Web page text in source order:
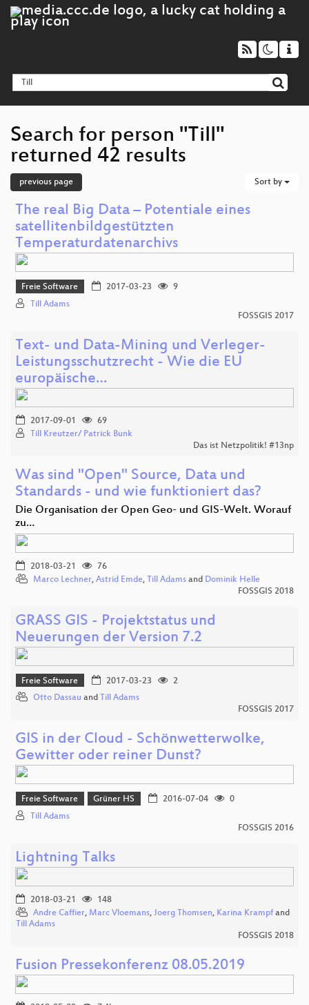
Search for person "Till"
returned 42 results
previous page Sort by
The real Big Data – Potentiale eines
satellitenbildgestützten
Temperaturdatenarchivs
Freie Software 2017-03-23
9
Till Adams
FOSSGIS 2017
Text- und Data-Mining und Verleger-
Leistungsschutzrecht - Wie die EU
europäische…
2017-09-01
69
Till Kreutzer/ Patrick Bunk
Das ist Netzpolitik! #13np
Was sind "Open" Source, Data und
Standards - und wie funktioniert das?
Die Organisation der Open Geo- und GIS-Welt. Worauf
zu…
2018-03-21
76
Marco Lechner, Astrid Emde, Till Adams and Dominik Helle
FOSSGIS 2018
GRASS GIS - Projektstatus und
Neuerungen der Version 7.2
Freie Software 2017-03-23
2
Otto Dassau and Till Adams
FOSSGIS 2017
GIS in der Cloud - Schönwetterwolke,
Gewitter oder reiner Dunst?
Freie Software Grüner HS 2016-07-04
0
Till Adams
FOSSGIS 2016
Lightning Talks
2018-03-21
148
Andre Caffier, Marc Vloemans, Joerg Thomsen, Karina Krampf and
Till Adams
FOSSGIS 2018
Fusion Pressekonferenz 08.05.2019